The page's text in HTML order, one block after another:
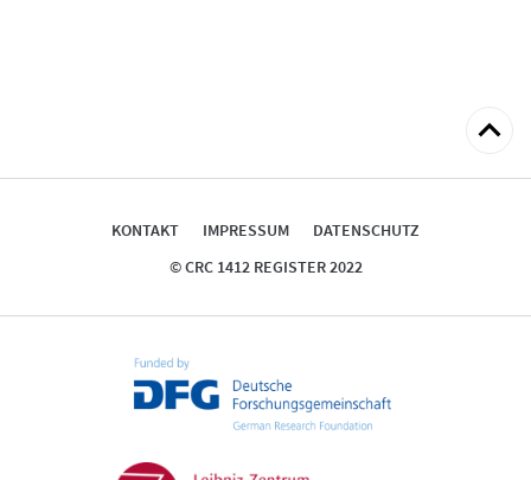
zum
KONTAKT IMPRESSUM
DATENSCHUTZ
© CRC 1412 REGISTER 2022